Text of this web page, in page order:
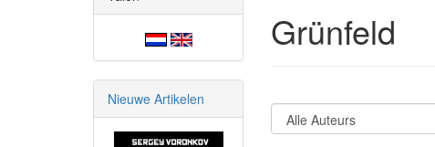
Grünfeld
Nieuwe Artikelen